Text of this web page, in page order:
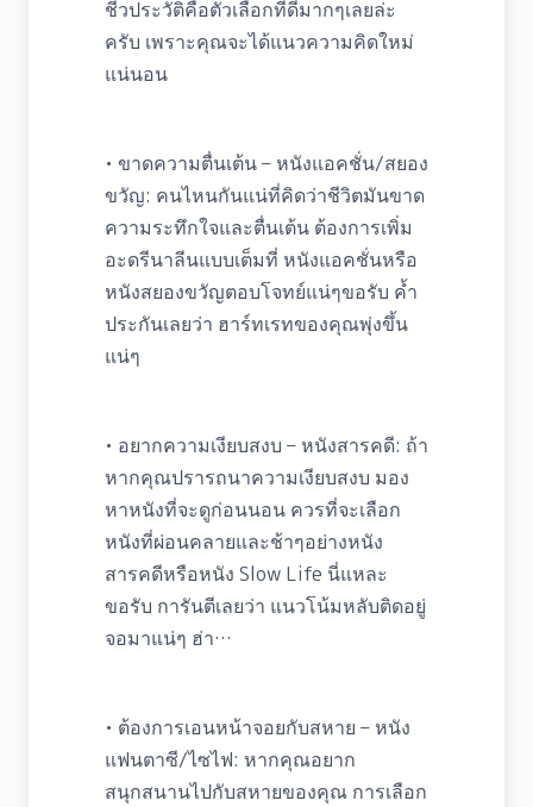
ชีวประวัติคือตัวเลือกที่ดีมากๆเลยล่ะ
ครับ เพราะคุณจะได้แนวความคิดใหม่
แน่นอน
• ขาดความตื่นเต้น – หนังแอคชั่น/สยอง
ขวัญ: คนไหนกันแน่ที่คิดว่าชีวิตมันขาด
ความระทึกใจและตื่นเต้น ต้องการเพิ่ม
อะดรีนาลีนแบบเต็มที่ หนังแอคชั่นหรือ
หนังสยองขวัญตอบโจทย์แน่ๆขอรับ ค้ำ
ประกันเลยว่า ฮาร์ทเรทของคุณพุ่งขึ้น
แน่ๆ
• อยากความเงียบสงบ – หนังสารคดี: ถ้า
หากคุณปรารถนาความเงียบสงบ มอง
หาหนังที่จะดูก่อนนอน ควรที่จะเลือก
หนังที่ผ่อนคลายและช้าๆอย่างหนัง
สารคดีหรือหนัง Slow Life นี่แหละ
ขอรับ การันตีเลยว่า แนวโน้มหลับติดอยู่
จอมาแน่ๆ ฮ่า…
• ต้องการเอนหน้าจอยกับสหาย – หนัง
แฟนตาซี/ไซไฟ: หากคุณอยาก
สนุกสนานไปกับสหายของคุณ การเลือก